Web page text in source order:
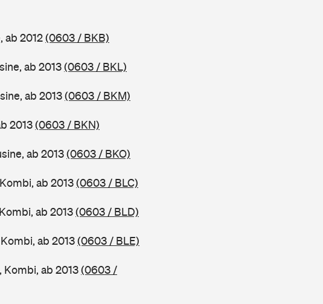
ab 2012(0603 / BKB)
ab 2013(0603 / BKL)
ab 2013(0603 / BKM)
2013(0603 / BKN)
ab 2013(0603 / BKO)
ab 2013(0603 / BLC)
ab 2013(0603 / BLD)
ab 2013(0603 / BLE)
Kombi, ab 2013(0603 /